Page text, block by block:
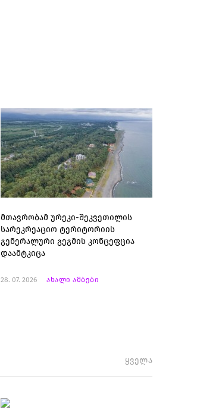
მთავრობამ ურეკი-შეკვეთილის
სარეკრეაციო ტერიტორიის
გენერალური გეგმის კონცეფცია
დაამტკიცა
28. 07. 2026 ახალი ამბები
ყველა